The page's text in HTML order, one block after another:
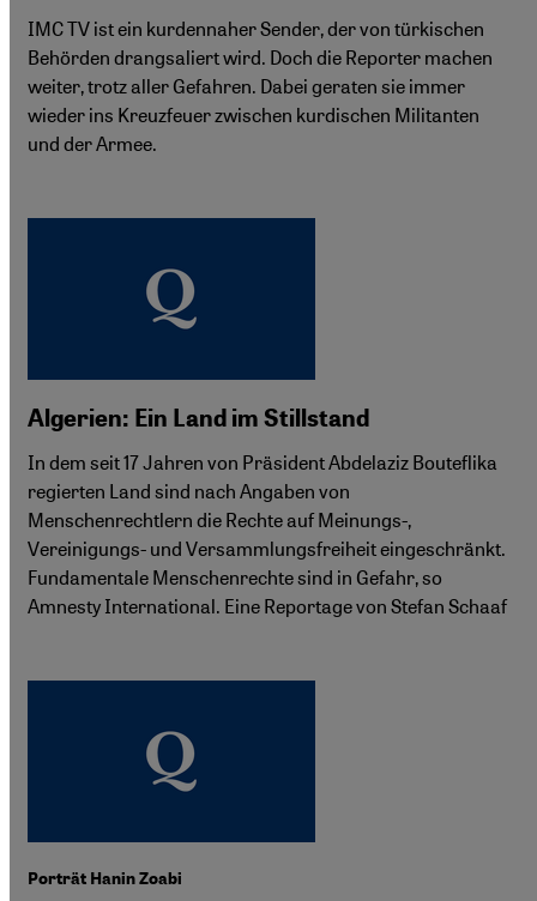
IMC TV ist ein kurdennaher Sender, der von türkischen
Behörden drangsaliert wird. Doch die Reporter machen
weiter, trotz aller Gefahren. Dabei geraten sie immer
wieder ins Kreuzfeuer zwischen kurdischen Militanten
und der Armee.
Algerien: Ein Land im Stillstand
In dem seit 17 Jahren von Präsident Abdelaziz Bouteflika
regierten Land sind nach Angaben von
Menschenrechtlern die Rechte auf Meinungs-,
Vereinigungs- und Versammlungsfreiheit eingeschränkt.
Fundamentale Menschenrechte sind in Gefahr, so
Amnesty International. Eine Reportage von Stefan Schaaf
Porträt Hanin Zoabi